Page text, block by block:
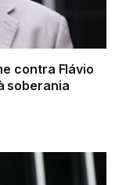
contra Flávio
soberania